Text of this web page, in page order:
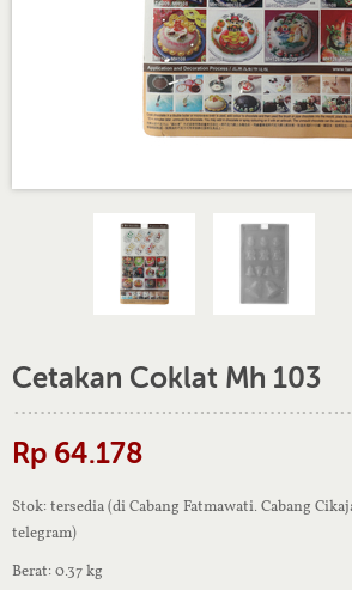
Cetakan Coklat Mh 103
Rp 64.178
Stok: tersedia (di Cabang Fatmawati. Cabang
telegram)
Berat: 0.37 kg